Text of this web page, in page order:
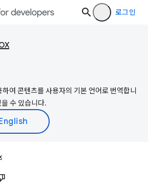
로그인
여 콘텐츠를 사용자의 기본 언어로 번역합니
수 있습니다.